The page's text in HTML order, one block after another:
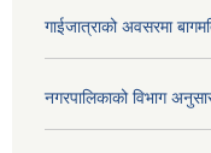
गाईजात्राको अवसरमा
नगरपालिकाको विभाग